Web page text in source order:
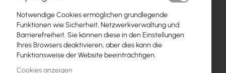
product
list
Mikrotik
WiFi & SOHO
Antennas
Bildgalerie
springen
Notwendige Cookies ermöglichen grundlegende
Funktionen wie Sicherheit, Netzwerkverwaltung und
Barrierefreiheit. Sie können diese in den Einstellungen
Ihres Browsers deaktivieren, aber dies kann die
Funktionsweise der Website beeinträchtigen.
Cookies anzeigen